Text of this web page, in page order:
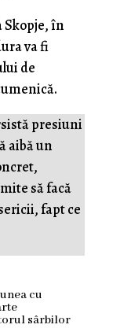
Skopje, în
va fi
de
presiuni
aibă un
să facă
fapt ce
cu
sârbilor